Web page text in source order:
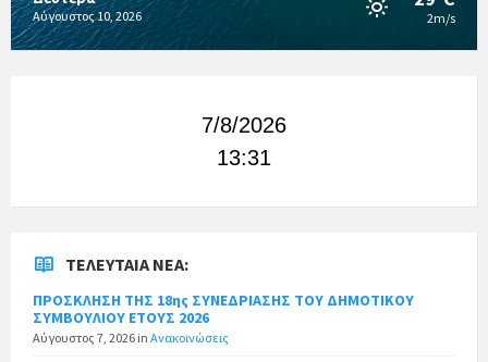
Αύγουστος 10, 2026 2m/s
7/8/2026
13:31
ΤΕΛΕΥΤΑΊΑ ΝΈΑ:
ΠΡΟΣΚΛΗΣΗ ΤΗΣ 18ης ΣΥΝΕΔΡΙΑΣΗΣ ΤΟΥ ΔΗΜΟΤΙΚΟΥ
ΣΥΜΒΟΥΛΙΟΥ ΕΤΟΥΣ 2026
Αύγουστος 7, 2026 in Ανακοινώσεις